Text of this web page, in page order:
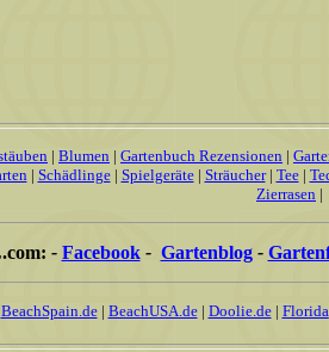
| Blumen | Gartenbuch Rezensionen |
| Schädlinge| Spielgeräte| Sträucher| Tee|
Zierrasen |
.com: - Facebook - Gartenblog -
BeachSpain.de| BeachUSA.de| Doolie.de| Florida